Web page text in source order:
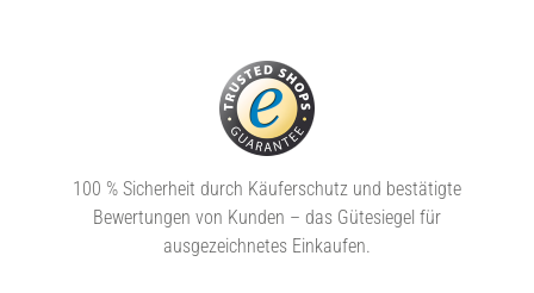
100 % Sicherheit durch Käuferschutz und bestätigte
Bewertungen von Kunden – das Gütesiegel für
ausgezeichnetes Einkaufen.